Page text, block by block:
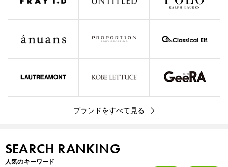
ブランドをすべて見る
SEARCH RANKING
人気のキーワード